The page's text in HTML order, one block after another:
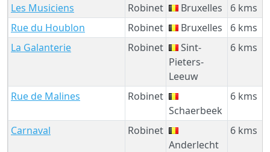
Les Musiciens
Robinet Bruxelles
6 kms
Rue du Houblon
Robinet Bruxelles
6 kms
La Galanterie
Robinet
Sint-
Pieters-
Leeuw
6 kms
Rue de Malines
Robinet
Schaerbeek
6 kms
Carnaval
Robinet
Anderlecht
6 kms